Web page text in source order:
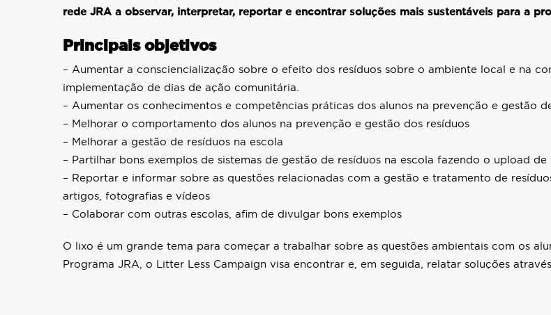
rede JRA a observar, interpretar, reportar e encontrar soluções mais sustentáveis para a
Principais objetivos
– Aumentar a consciencialização sobre o efeito dos resíduos sobre o ambiente local e na
implementação de dias de ação comunitária.
– Aumentar os conhecimentos e competências práticas dos alunos na prevenção e gestão
– Melhorar o comportamento dos alunos na prevenção e gestão dos resíduos
– Melhorar a gestão de resíduos na escola
– Partilhar bons exemplos de sistemas de gestão de resíduos na escola fazendo o upload
– Reportar e informar sobre as questões relacionadas com a gestão e tratamento de
artigos, fotografias e vídeos
– Colaborar com outras escolas, afim de divulgar bons exemplos
O lixo é um grande tema para começar a trabalhar sobre as questões ambientais com os
Programa JRA, o Litter Less Campaign visa encontrar e, em seguida, relatar soluções